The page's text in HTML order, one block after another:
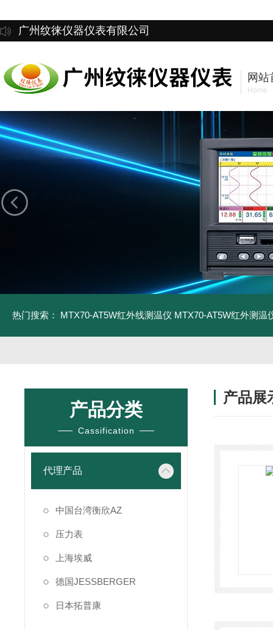
广州纹徕仪器仪表有限公司
网站
Home
热门搜索： MTX70-AT5W红外线测温仪 MTX70-AT5W红外测温
产品分类
Cassification
代理产品
中国台湾衡欣AZ
压力表
上海埃威
德国JESSBERGER
日本拓普康
产品展